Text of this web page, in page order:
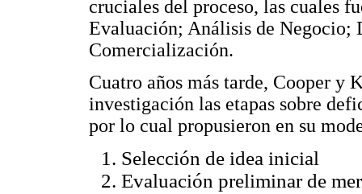
cruciales del proceso, las cuales
Evaluación; Análisis de Negocio;
Comercialización.
Cuatro años más tarde, Cooper y
investigación las etapas sobre
por lo cual propusieron en su
Selección de idea inicial
Evaluación preliminar de